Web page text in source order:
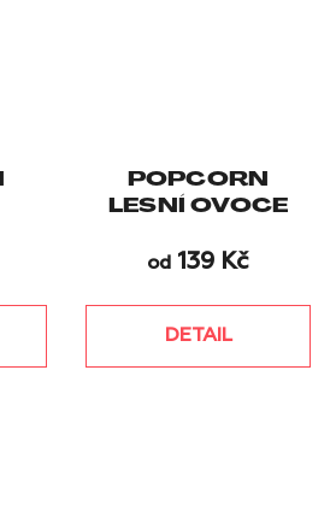
POPCORN
LESNÍ OVOCE
od 139 Kč
DETAIL